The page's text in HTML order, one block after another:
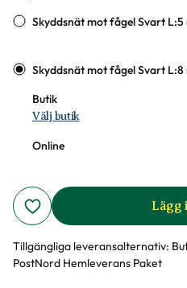
Varianter
Skyddsnät mot fågel Svart L:5
Skyddsnät mot fågel Svart L:8
Butik
Välj butik
Online
Lägg
Tillgängliga leveransalternativ:
PostNord Hemleverans Paket